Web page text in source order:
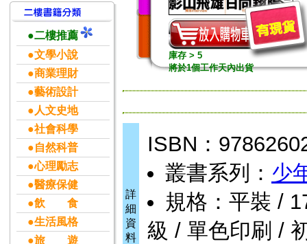
●二樓推薦
●文學小說
●商業理財
●藝術設計
●人文史地
●社會科學
●自然科普
●心理勵志
●醫療保健
●飲 食
●生活風格
●旅 遊
庫存 > 5
將於1個工作天內出貨
詳
細
資
料
ISBN：
叢書系列： 少
規格：平裝 /
級 / 單色印刷 /